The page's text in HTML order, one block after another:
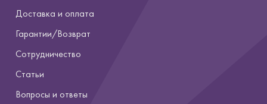
Доставка и оплата
Гарантии/Возврат
Сотрудничество
Статьи
Вопросы и ответы